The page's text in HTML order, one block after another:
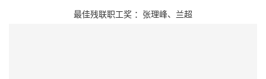
最佳残联职工奖 ：张理峰、兰超